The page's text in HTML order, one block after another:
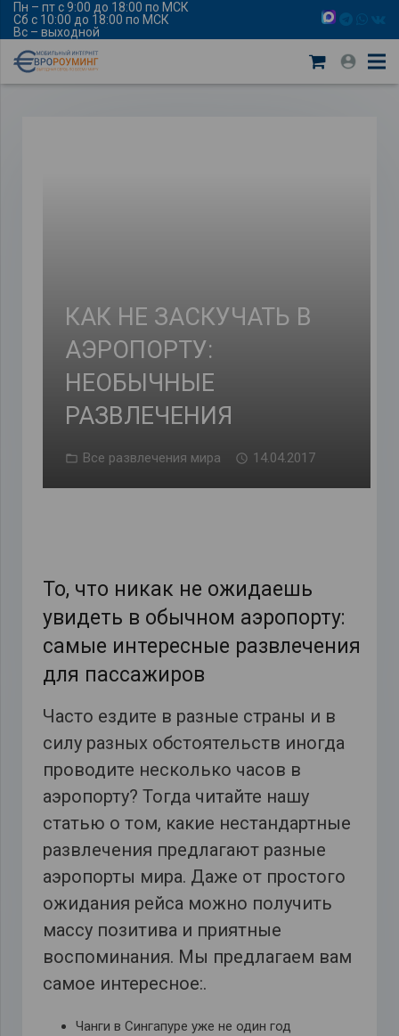
Пн – пт с 9:00 до 18:00 по МСК
Сб с 10:00 до 18:00 по МСК
Вс – выходной
КАК НЕ ЗАСКУЧАТЬ В
АЭРОПОРТУ:
НЕОБЫЧНЫЕ
РАЗВЛЕЧЕНИЯ
Все развлечения мира 14.04.2017
То, что никак не ожидаешь
увидеть в обычном аэропорту:
самые интересные развлечения
для пассажиров
Часто ездите в разные страны и в
силу разных обстоятельств иногда
проводите несколько часов в
аэропорту? Тогда читайте нашу
статью о том, какие нестандартные
развлечения предлагают разные
аэропорты мира. Даже от простого
ожидания рейса можно получить
массу позитива и приятные
воспоминания. Мы предлагаем вам
самое интересное:.
Чанги в Сингапуре уже не один год